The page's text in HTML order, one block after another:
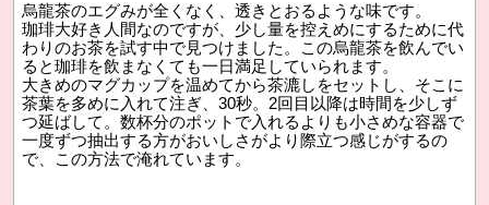
烏龍茶のエグみが全くなく、透きとおるような味です。
珈琲大好き人間なのですが、少し量を控えめにするために代
わりのお茶を試す中で見つけました。この烏龍茶を飲んでい
ると珈琲を飲まなくても一日満足していられます。
大きめのマグカップを温めてから茶漉しをセットし、そこに
茶葉を多めに入れて注ぎ、30秒。2回目以降は時間を少しず
つ延ばして。数杯分のポットで入れるよりも小さめな容器で
一度ずつ抽出する方がおいしさがより際立つ感じがするの
で、この方法で淹れています。